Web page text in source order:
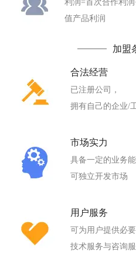
利润=首次合作利
值产品利润
加盟
合法经营
已注册公司，
拥有自己的企业/
市场实力
具备一定的业务能
可独立开发市场
用户服务
可为用户提供必
技术服务与咨询